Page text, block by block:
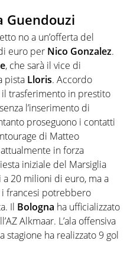
Guendouzi
no a un’offerta del
euro per Nico Gonzalez.
, che sarà il vice di
pista Lloris. Accordo
trasferimento in prestito
l’inserimento di
proseguono i contatti
di Matteo
attualmente in forza
iniziale del Marsiglia
20 milioni di euro, ma a
francesi potrebbero
Il Bologna ha ufficializzato
Alkmaar. L’ala offensiva
stagione ha realizzato 9 gol